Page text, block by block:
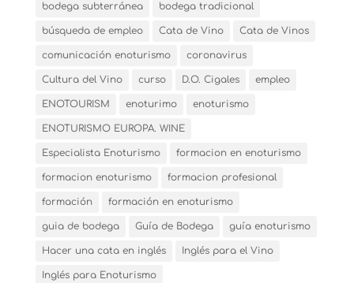
bodega subterránea bodega tradicional
búsqueda de empleo Cata de Vino Cata de Vinos
comunicación enoturismo coronavirus
Cultura del Vino curso D.O. Cigales empleo
ENOTOURISM enoturimo enoturismo
ENOTURISMO EUROPA. WINE
Especialista Enoturismo formacion en enoturismo
formacion enoturismo formacion profesional
formación formación en enoturismo
guia de bodega Guía de Bodega guía enoturismo
Hacer una cata en inglés Inglés para el Vino
Inglés para Enoturismo